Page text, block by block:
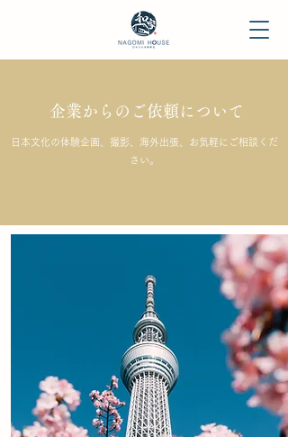
企業からのご依頼について
​日本文化の体験企画、撮影、海外出張、お気軽にご相談くだ
さい。​